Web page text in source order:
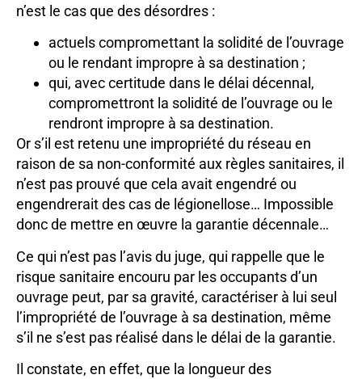
n’est le cas que des désordres :
actuels compromettant la solidité de l’ouvrage
ou le rendant impropre à sa destination ;
qui, avec certitude dans le délai décennal,
compromettront la solidité de l’ouvrage ou le
rendront impropre à sa destination.
Or s’il est retenu une impropriété du réseau en
raison de sa non-conformité aux règles sanitaires, il
n’est pas prouvé que cela avait engendré ou
engendrerait des cas de légionellose… Impossible
donc de mettre en œuvre la garantie décennale…
Ce qui n’est pas l’avis du juge, qui rappelle que le
risque sanitaire encouru par les occupants d’un
ouvrage peut, par sa gravité, caractériser à lui seul
l’impropriété de l’ouvrage à sa destination, même
s’il ne s’est pas réalisé dans le délai de la garantie.
Il constate, en effet, que la longueur des